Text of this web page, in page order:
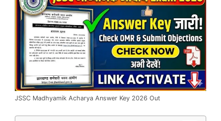
JSSC Madhyamik Acharya Answer Key 2026 Out